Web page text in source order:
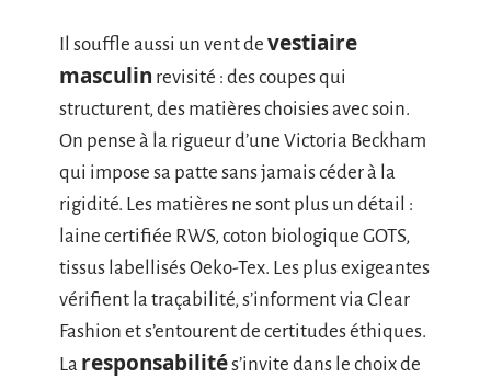
Il souffle aussi un vent de vestiaire
masculin revisité : des coupes qui
structurent, des matières choisies avec soin.
On pense à la rigueur d’une Victoria Beckham
qui impose sa patte sans jamais céder à la
rigidité. Les matières ne sont plus un détail :
laine certifiée RWS, coton biologique GOTS,
tissus labellisés Oeko-Tex. Les plus exigeantes
vérifient la traçabilité, s’informent via Clear
Fashion et s’entourent de certitudes éthiques.
La responsabilités’invite dans le choix de